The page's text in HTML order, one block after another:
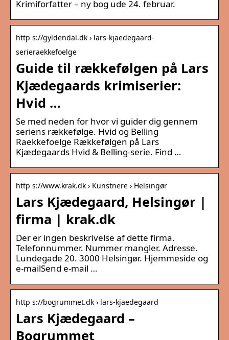
Krimiforfatter – ny bog ude 24. februar.
http s://gyldendal.dk › lars-kjaedegaard-
serieraekkefoelge
Guide til rækkefølgen på Lars
Kjædegaards krimiserier:
Hvid …
Se med neden for hvor vi guider dig gennem
seriens rækkefølge. Hvid og Belling
Raekkefoelge Rækkefølgen på Lars
Kjædegaards Hvid & Belling-serie. Find …
http s://www.krak.dk › Kunstnere › Helsingør
Lars Kjædegaard, Helsingør |
firma | krak.dk
Der er ingen beskrivelse af dette firma.
Telefonnummer. Nummer mangler. Adresse.
Lundegade 20. 3000 Helsingør. Hjemmeside og
e-mailSend e-mail …
http s://bogrummet.dk › lars-kjaedegaard
Lars Kjædegaard –
Bogrummet